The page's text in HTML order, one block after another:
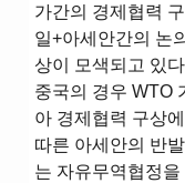
가간의 경제협력
일+아세안간의 논
상이 모색되고 있
중국의 경우 WTO
아 경제협력 구상
따른 아세안의 반
는 자유무역협정